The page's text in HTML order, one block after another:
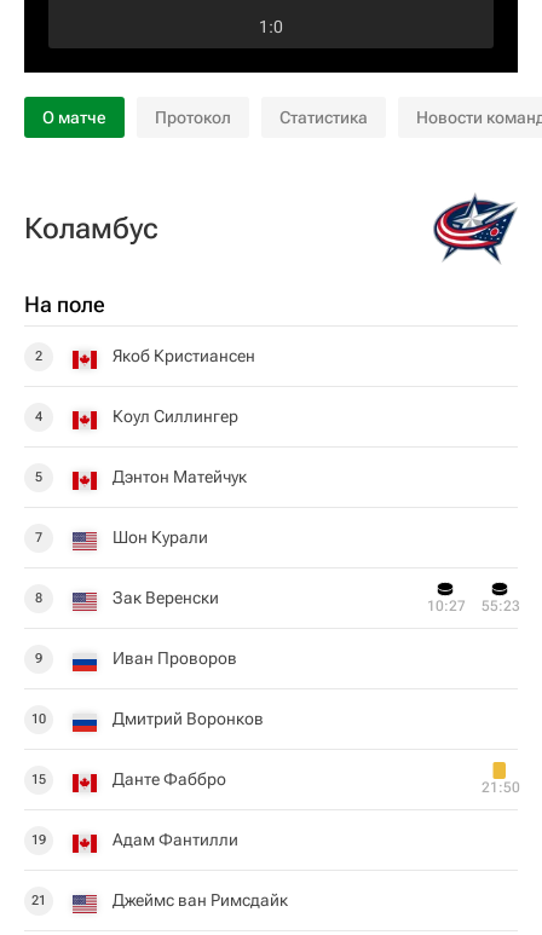
1 :0
О матче Протокол Статистика Новости
Коламбус
На поле
2 Якоб Кристиансен
4 Коул Силлингер
5 Дэнтон Матейчук
7 Шон Курали
8 Зак Веренски 10:27 55:23
9 Иван Проворов
10 Дмитрий Воронков
15 Данте Фаббро 21:50
19 Адам Фантилли
21 Джеймс ван Римсдайк